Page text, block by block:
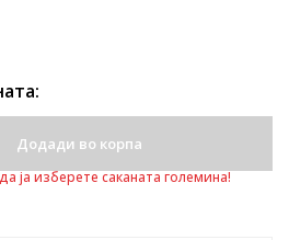
Додади во корпа
ја изберете саканата големина!